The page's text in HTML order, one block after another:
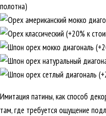
Имитация патины, как способ
там, где требуется ощущение